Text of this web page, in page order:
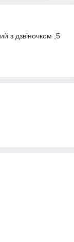
з дзвіночком ,5